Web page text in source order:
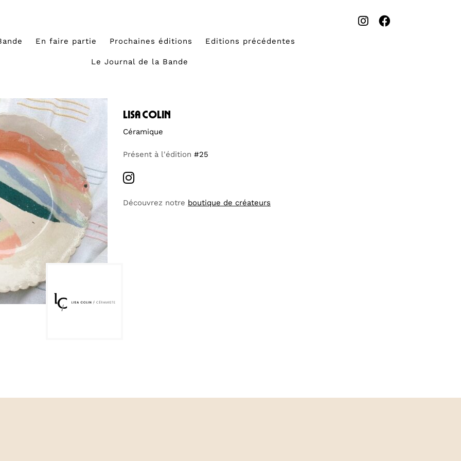
En faire partie Prochaines éditions Editions précédentes
Le Journal de la Bande
lisa colin
Céramique
Présent à l'édition #25
Découvrez notre boutique de créateurs